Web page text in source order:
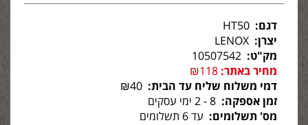
דגם:
יצרן:
מק"ט:
מחיר באתר: ₪118
דמי משלוח שליח עד הבית:
זמן אספקה:
מס' תשלומים: עד 6 תשלומים